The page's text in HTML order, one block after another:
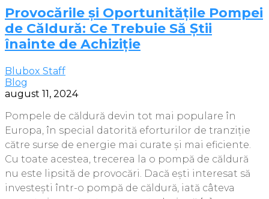
Provocările și Oportunitățile Pompei
de Căldură: Ce Trebuie Să Știi
înainte de Achiziție
Blubox Staff
Blog
august 11, 2024
Pompele de căldură devin tot mai populare în
Europa, în special datorită eforturilor de tranziție
către surse de energie mai curate și mai eficiente.
Cu toate acestea, trecerea la o pompă de căldură
nu este lipsită de provocări. Dacă ești interesat să
investești într-o pompă de căldură, iată câteva